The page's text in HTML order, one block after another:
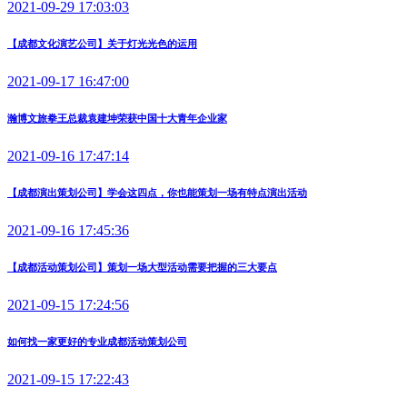
2021-09-29 17:03:03
【成都文化演艺公司】关于灯光光色的运用
2021-09-17 16:47:00
瀚博文旅拳王总裁袁建坤荣获中国十大青年企业家
2021-09-16 17:47:14
【成都演出策划公司】学会这四点，你也能策划一场有特点演出活动
2021-09-16 17:45:36
【成都活动策划公司】策划一场大型活动需要把握的三大要点
2021-09-15 17:24:56
如何找一家更好的专业成都活动策划公司
2021-09-15 17:22:43